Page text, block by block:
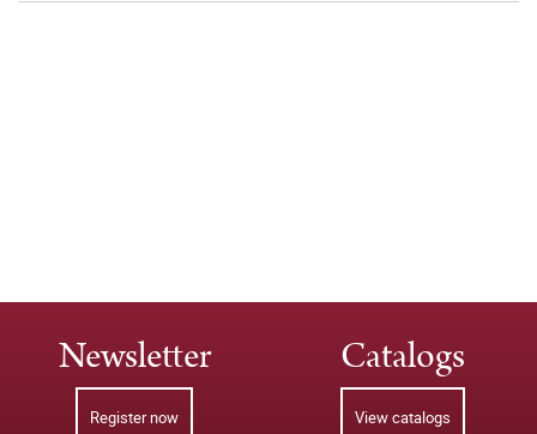
Newsletter
Register now
Catalogs
View catalogs